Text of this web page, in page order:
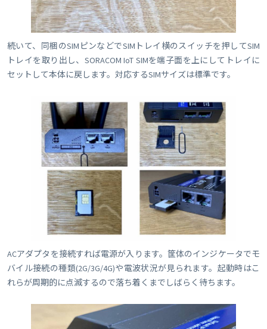
続いて、同梱のSIMピンなどでSIMトレイ横のスイッチを押してSIM
トレイを取り出し、SORACOM IoT SIMを端子面を上にしてトレイに
セットして本体に戻します。対応するSIMサイズは標準です。
ACアダプタを接続すれば電源が入ります。筐体のインジケータでモ
バイル接続の種類(2G/3G/4G)や電波状況が見られます。起動時はこ
れらが周期的に点滅するので落ち着くまでしばらく待ちます。